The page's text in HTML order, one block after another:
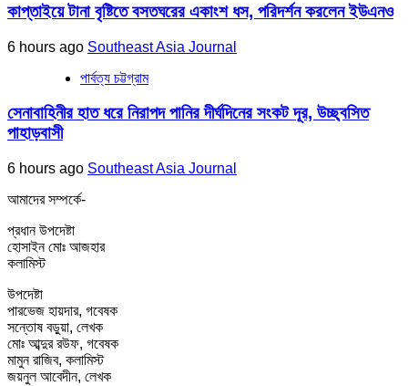
কাপ্তাইয়ে টানা বৃষ্টিতে বসতঘরের একাংশ ধস, পরিদর্শন করলেন ইউএনও
6 hours ago Southeast Asia Journal
পার্বত্য চট্টগ্রাম
সেনাবাহিনীর হাত ধরে নিরাপদ পানির দীর্ঘদিনের সংকট দূর, উচ্ছ্বসিত
পাহাড়বাসী
6 hours ago Southeast Asia Journal
আমাদের সম্পর্কে-
প্রধান উপদেষ্টা
হোসাইন মোঃ আজহার
কলামিস্ট
উপদেষ্টা
পারভেজ হায়দার, গবেষক
সন্তোষ বড়ুয়া, লেখক
মোঃ আব্দুর রউফ, গবেষক
মামুন রাজিব, কলামিস্ট
জয়নুল আবেদীন, লেখক